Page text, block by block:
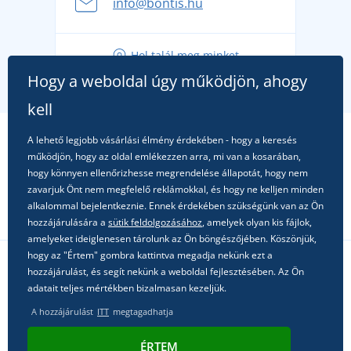
fel a gondtalan nyaralásra
alkalomra!
Hol talál meg minket
Kövessen minket a közösségi hálózatokon
Hogy a weboldal úgy működjön, ahogy
kell
A lehető legjobb vásárlási élmény érdekében - hogy a keresés
működjön, hogy az oldal emlékezzen arra, mi van a kosarában,
hogy könnyen ellenőrizhesse megrendelése állapotát, hogy nem
zavarjuk Önt nem megfelelő reklámokkal, és hogy ne kelljen minden
alkalommal bejelentkeznie. Ennek érdekében szükségünk van az Ön
hozzájárulására a sütik feldolgozásához, amelyek olyan kis fájlok,
amelyeket ideiglenesen tárolunk az Ön böngészőjében. Köszönjük,
hogy az "Értem" gombra kattintva megadja nekünk ezt a
hozzájárulást, és segít nekünk a weboldal fejlesztésében. Az Ön
adatait teljes mértékben bizalmasan kezeljük.
A hozzájárulást ITT megtagadhatja
ÉRTEM